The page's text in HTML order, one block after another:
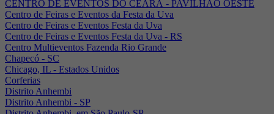
CENTRO DE EVENTOS DO CEARÁ - PAVILHÃO OESTE
Centro de Feiras e Eventos da Festa da Uva
Centro de Feiras e Eventos Festa da Uva
Centro de Feiras e Eventos Festa da Uva - RS
Centro Multieventos Fazenda Rio Grande
Chapecó - SC
Chicago, IL - Estados Unidos
Corferias
Distrito Anhembi
Distrito Anhembi - SP